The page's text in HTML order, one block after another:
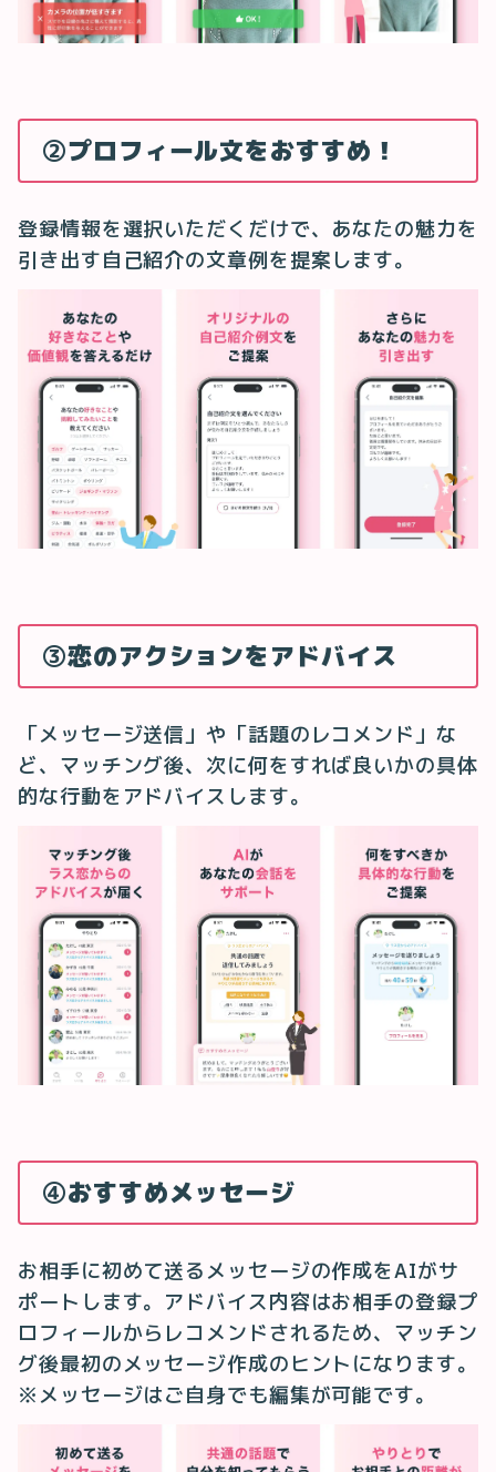
②プロフィール文をおすすめ！
登録情報を選択いただくだけで、あなたの魅力を
引き出す自己紹介の文章例を提案します。
③恋のアクションをアドバイス
「メッセージ送信」や「話題のレコメンド」な
ど、マッチング後、次に何をすれば良いかの具体
的な行動をアドバイスします。
④おすすめメッセージ
お相手に初めて送るメッセージの作成をAIがサ
ポートします。アドバイス内容はお相手の登録プ
ロフィールからレコメンドされるため、マッチン
グ後最初のメッセージ作成のヒントになります。
※メッセージはご自身でも編集が可能です。